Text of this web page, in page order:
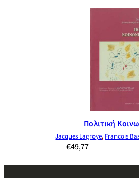
Πολιτική
Jacques Lagroye, Francois
€49,77